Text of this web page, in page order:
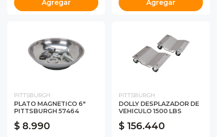
Agregar Agregar
PITTSBURGH
PLATO MAGNETICO 6"
PITTSBURGH 57464
$ 8.990
PITTSBURGH
DOLLY DESPLAZADOR DE
VEHICULO 1500 LBS
$ 156.440